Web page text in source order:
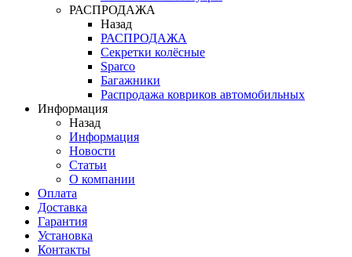
РАСПРОДАЖА
Назад
РАСПРОДАЖА
Секретки колёсные
Sparco
Багажники
Распродажа ковриков автомобильных
Информация
Назад
Информация
Новости
Статьи
О компании
Оплата
Доставка
Гарантия
Установка
Контакты